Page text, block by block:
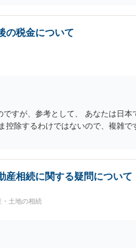
の税金について
ですが、参考として、 あなたは日
控除するわけではないので、複雑
産相続に関する疑問について
・土地の相続